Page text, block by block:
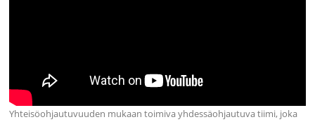
Yhteisöohjautuvuuden mukaan toimiva yhdessäohjautuva tiimi, joka